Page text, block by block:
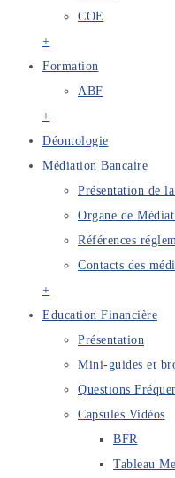
COE
+
Formation
ABF
+
Déontologie
Médiation Bancaire
Présentation de
Organe de
Références
Contacts des
+
Education Financière
Présentation
Mini-guides et
Questions
Capsules Vidéos
BFR
Tableau